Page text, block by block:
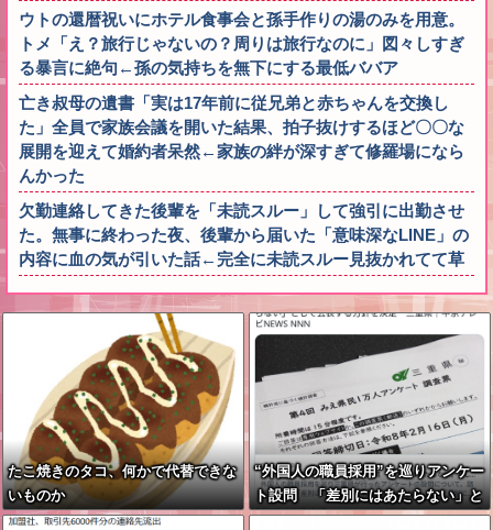
ウトの還暦祝いにホテル食事会と孫手作りの湯のみを用意。
トメ「え？旅行じゃないの？周りは旅行なのに」図々しすぎ
る暴言に絶句←孫の気持ちを無下にする最低ババア
亡き叔母の遺書「実は17年前に従兄弟と赤ちゃんを交換し
た」全員で家族会議を開いた結果、拍子抜けするほど〇〇な
展開を迎えて婚約者呆然←家族の絆が深すぎて修羅場になら
んかった
欠勤連絡してきた後輩を「未読スルー」して強引に出勤させ
た。無事に終わった夜、後輩から届いた「意味深なLINE」の
内容に血の気が引いた話←完全に未読スルー見抜かれてて草
たこ焼きのタコ、何かで代替できな
いものか
“外国人の職員採用”を巡りアンケー
ト設問 「差別にはあたらない」と
して公表する方針を決定 三重県